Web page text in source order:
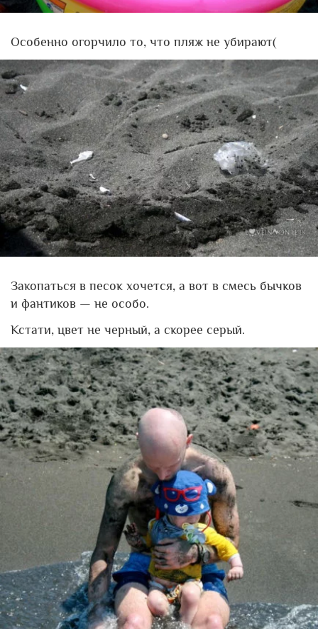
Особенно огорчило то, что пляж не убирают(
Закопаться в песок хочется, а вот в смесь бычков
и фантиков — не особо.
Кстати, цвет не черный, а скорее серый.